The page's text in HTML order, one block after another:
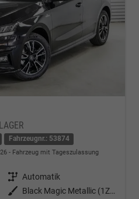
Fahrzeugnr.: 53874
Fahrzeug mit Tageszulassung
Getriebe Automatik
Außenfarbe
Black Magic Metallic (1Z1Z)